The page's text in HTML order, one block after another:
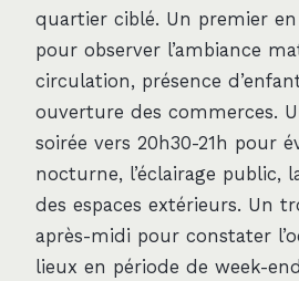
quartier ciblé. Un premier
pour observer l’ambiance
circulation, présence
ouverture des commerces.
soirée vers 20h30-21h pour
nocturne, l’éclairage public,
des espaces extérieurs. Un
après-midi pour constater
lieux en période de week-